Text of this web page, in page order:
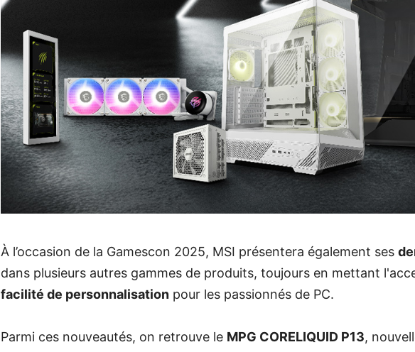
À l’occasion de la Gamescon 2025, MSI présentera également ses
dans plusieurs autres gammes de produits, toujours en mettant
facilité de personnalisation pour les passionnés de PC.
Parmi ces nouveautés, on retrouve le MPG CORELIQUID P13,